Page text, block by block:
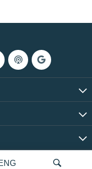
ռադիոկայան © 2026